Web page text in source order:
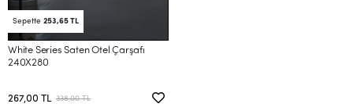
Sepette 253,65 TL
White Series Saten Otel Çarşafı
240X280
267,00 TL 338,00 TL